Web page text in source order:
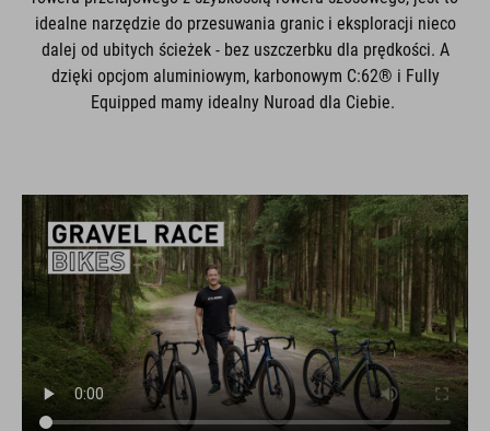
idealne narzędzie do przesuwania granic i eksploracji nieco
dalej od ubitych ścieżek - bez uszczerbku dla prędkości. A
dzięki opcjom aluminiowym, karbonowym C:62® i Fully
Equipped mamy idealny Nuroad dla Ciebie.